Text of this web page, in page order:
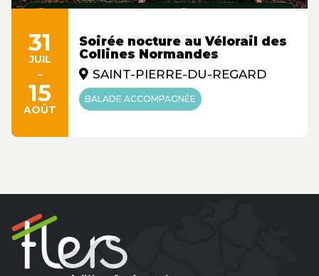
31
JUIL
-
15
AOÛT
Soirée nocture au Vélorail des
Collines Normandes
SAINT-PIERRE-DU-REGARD
BALADE ACCOMPAGNÉE